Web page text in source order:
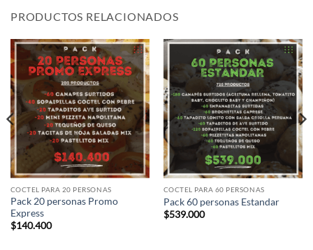
PRODUCTOS RELACIONADOS
COCTEL PARA 20 PERSONAS
Pack 20 personas Promo
Express
$140.400
COCTEL PARA 60 PERSONAS
Pack 60 personas Estandar
$539.000